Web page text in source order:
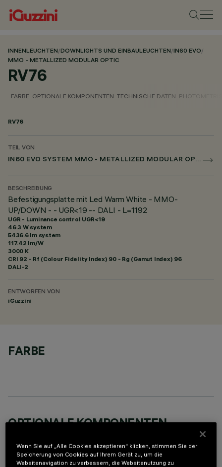
INNENLEUCHTEN/DOWNLIGHTS UND EINBAULEUCHTEN/IN60 EVO/
MMO - METALLIZED MODULAR OPTIC
RV76
FARBE OPTIONALE KOMPONENTEN TECHNISCHE DATEN
RV76
TEIL VON
IN60 EVO SYSTEM MMO - METALLIZED MODULAR OPTIC
BESCHREIBUNG
Befestigungsplatte mit Led Warm White - MMO-
UP/DOWN - - UGR<19 -- DALI - L=1192
UGR - Luminance control UGR<19
46.3 W system
5436.6 lm system
117.42 lm/W
3000 K
CRI 92 - Rf (Colour Fidelity Index) 90 - Rg (Gamut Index) 96
DALI-2
ENTWORFEN VON
iGuzzini
FARBE
OPTIONALE KOMPONENTEN
Wenn Sie auf „Alle Cookies akzeptieren“ klicken, stimmen Sie der
Speicherung von Cookies auf Ihrem Gerät zu, um die
Websitenavigation zu verbessern, die Websitenutzung zu